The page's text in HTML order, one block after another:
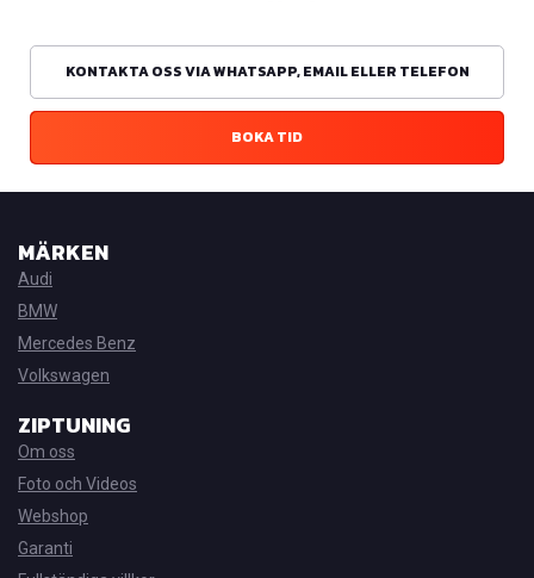
KONTAKTA OSS VIA WHATSAPP, EMAIL ELLER TELEFON
BOKA TID
MÄRKEN
Audi
BMW
Mercedes Benz
Volkswagen
ZIPTUNING
Om oss
Foto och Videos
Webshop
Garanti